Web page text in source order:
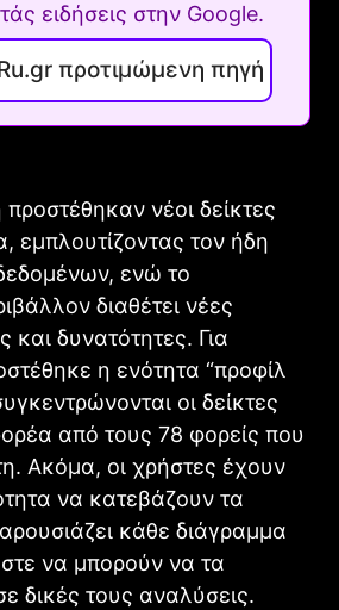
ειδήσεις στην Google.
προτιμώμενη πηγή
νέοι δείκτες
εμπλουτίζοντας τον ήδη
ενώ το
διαθέτει νέες
και δυνατότητες. Για
η ενότητα “προφίλ
οι δείκτες
από τους 78 φορείς που
Ακόμα, οι χρήστες έχουν
να κατεβάζουν τα
κάθε διάγραμμα
να μπορούν να τα
δικές τους αναλύσεις.